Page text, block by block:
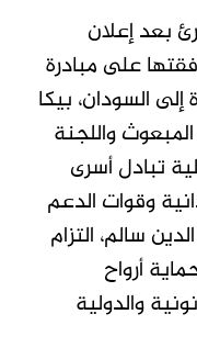
بعد إعلان
على مبادرة
السودان، بيكا
واللجنة
تبادل أسرى
وقوات الدعم
سالم، التزام
أرواح
والدولية